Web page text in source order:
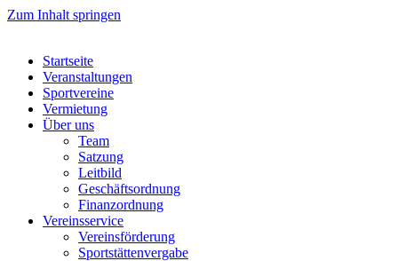
Zum Inhalt springen
Startseite
Veranstaltungen
Sportvereine
Vermietung
Über uns
Team
Satzung
Leitbild
Geschäftsordnung
Finanzordnung
Vereinsservice
Vereinsförderung
Sportstättenvergabe